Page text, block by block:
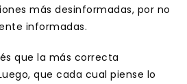
más desinformadas, por no
informadas.
que la más correcta
que cada cual piense lo